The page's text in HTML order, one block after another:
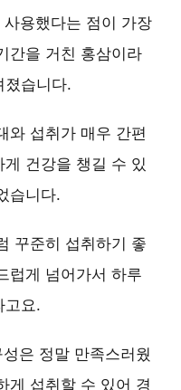
사용했다는 점이 가장
간을 거친 홍삼이라
졌습니다.
와 섭취가 매우 간편
건강을 챙길 수 있
습니다.
꾸준히 섭취하기 좋
럽게 넘어가서 하루
고요.
은 정말 만족스러웠
게 섭취할 수 있어 경